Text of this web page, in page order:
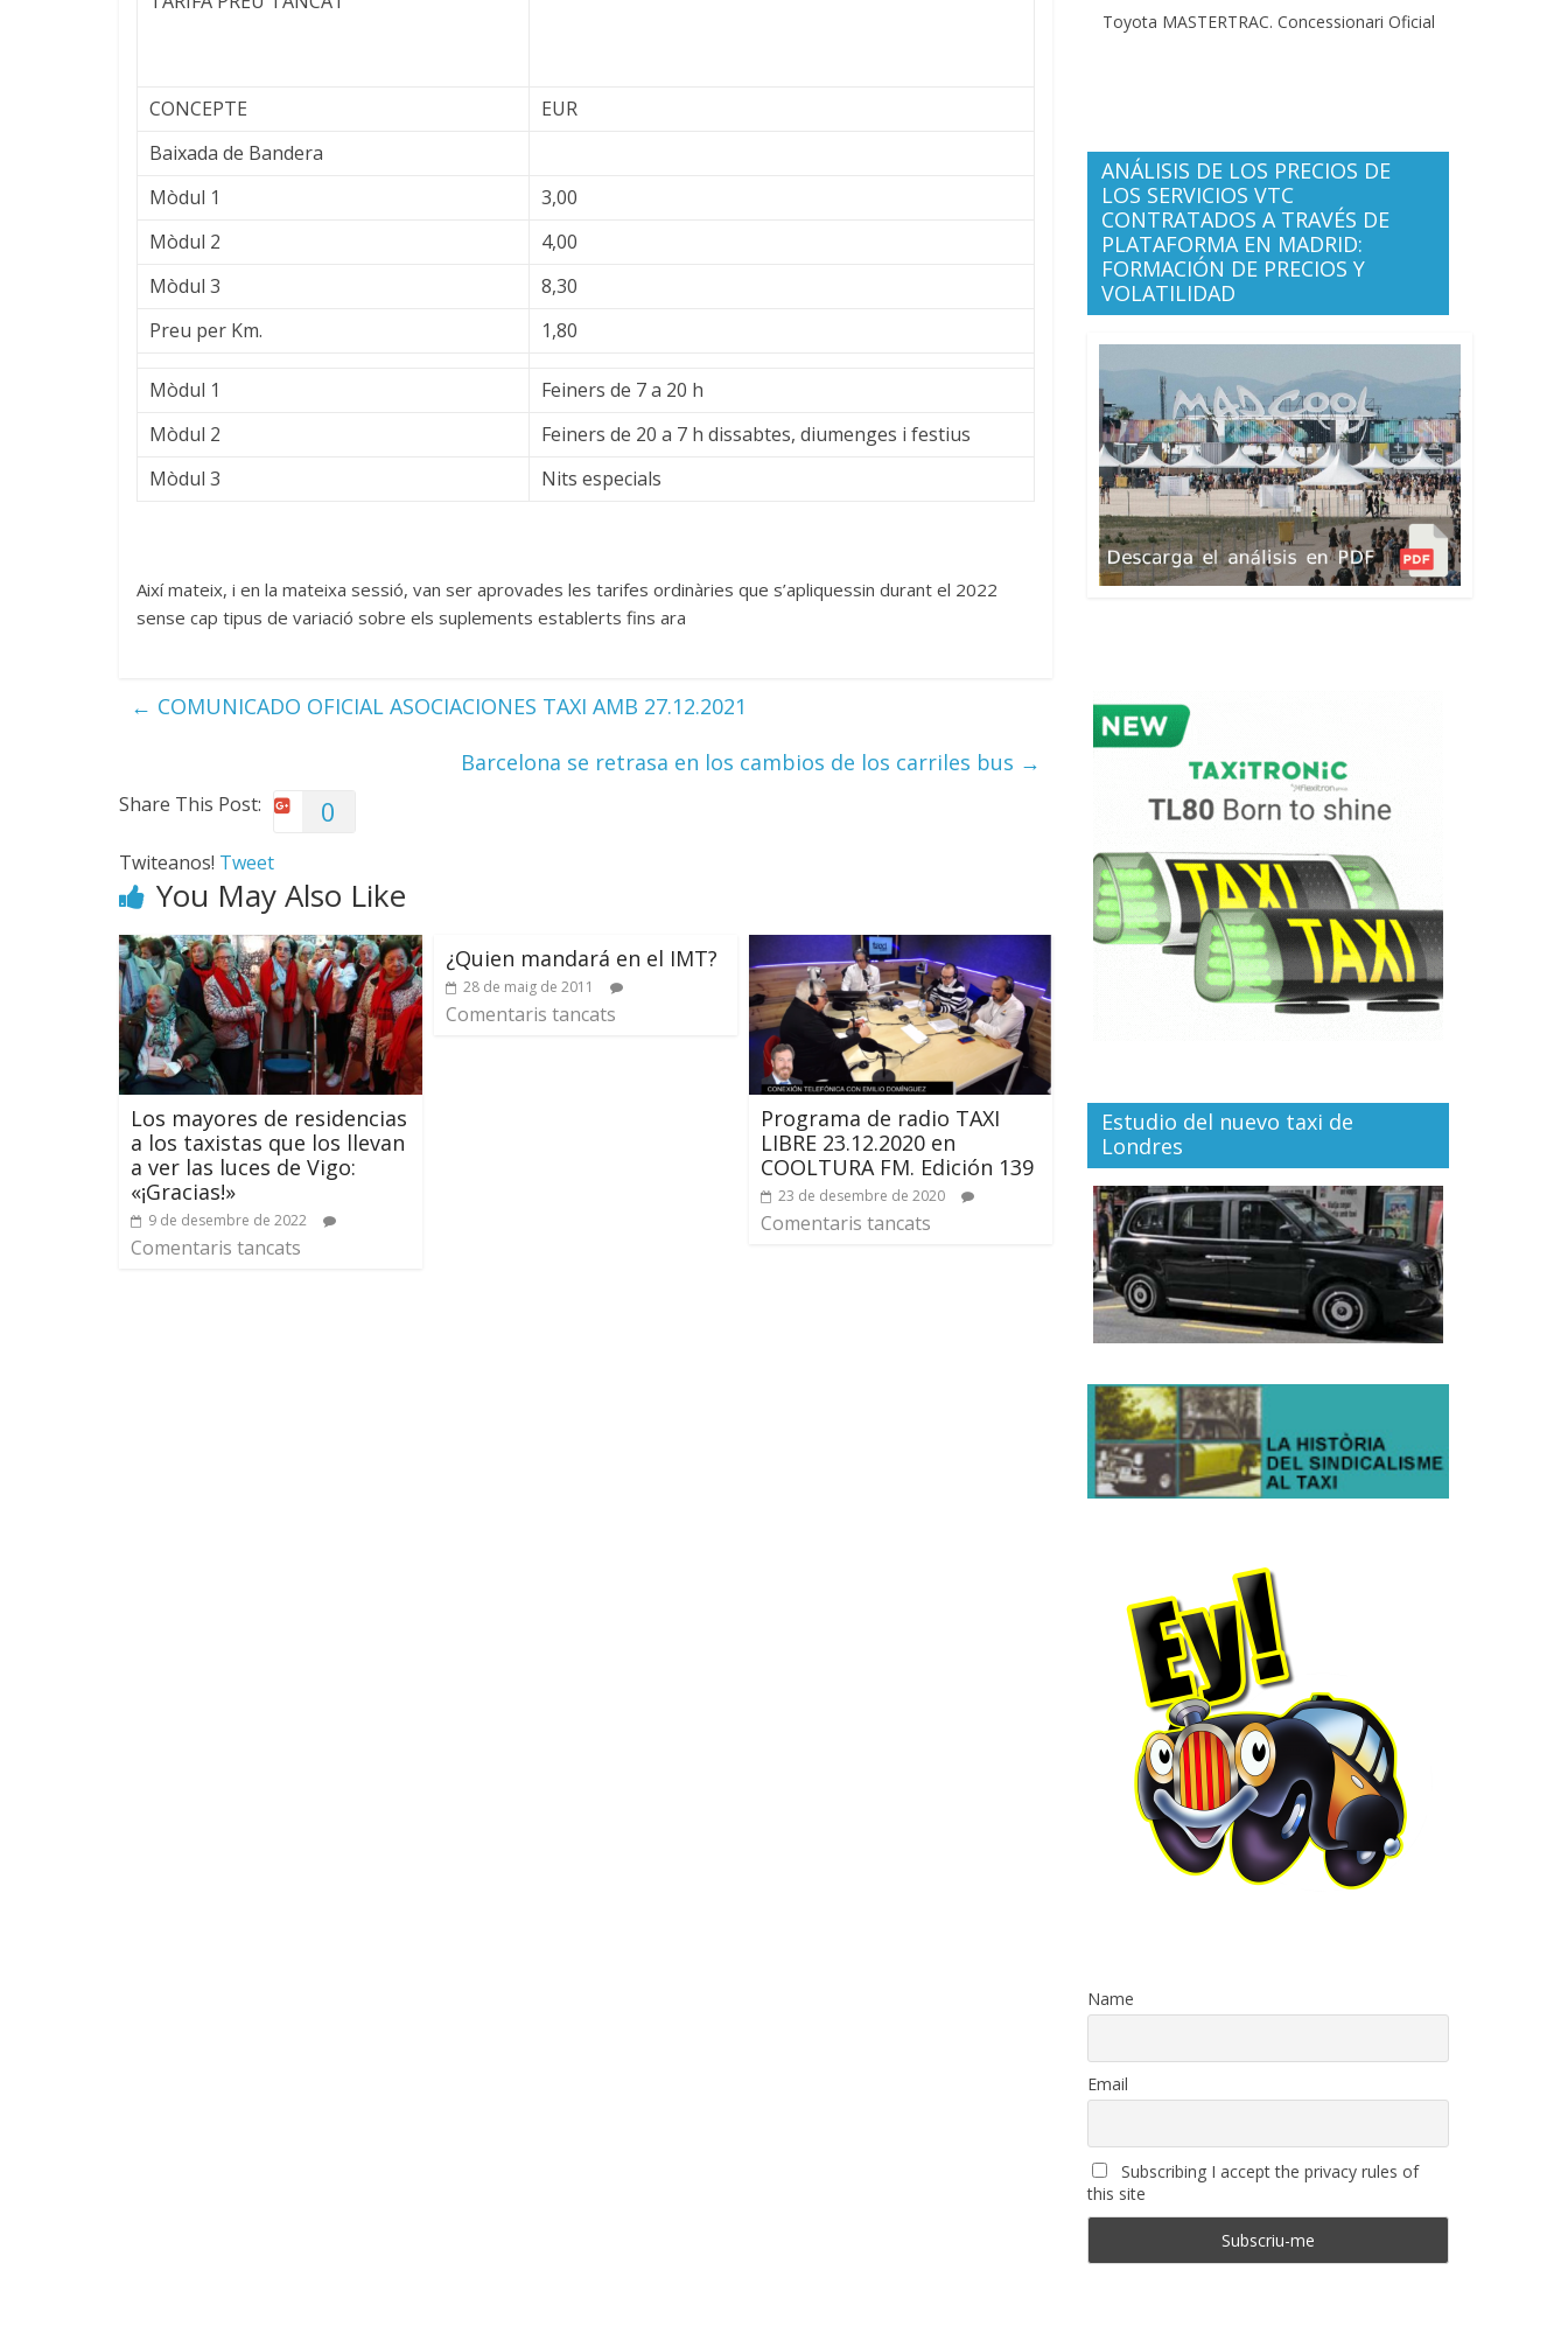
CONCEPTE
EUR
Baixada de Bandera
Mòdul 1
3,00
Mòdul 2
4,00
Mòdul 3
8,30
Preu per Km.
1,80
Mòdul 1
Feiners de 7 a 20 h
Mòdul 2
Feiners de 20 a 7 h dissabtes, diumenges i festius
Mòdul 3
Nits especials
Així mateix, i en la mateixa sessió, van ser aprovades les tarifes ordinàries que s’apliquessin durant el 2022
sense cap tipus de variació sobre els suplements establerts fins ara
← COMUNICADO OFICIAL ASOCIACIONES TAXI AMB 27.12.2021
Barcelona se retrasa en los cambios de los carriles bus →
Share This Post: 0
Twiteanos! Tweet
You May Also Like
Los mayores de residencias
a los taxistas que los llevan
a ver las luces de Vigo:
«¡Gracias!»
9 de desembre de 2022
Comentaris tancats
¿Quien mandará en el IMT?
28 de maig de 2011
Comentaris tancats
Programa de radio TAXI
LIBRE 23.12.2020 en
COOLTURA FM. Edición 139
23 de desembre de 2020
Comentaris tancats
Toyota MASTERTRAC. Concessionari Oficial
ANÁLISIS DE LOS PRECIOS DE
LOS SERVICIOS VTC
CONTRATADOS A TRAVÉS DE
PLATAFORMA EN MADRID:
FORMACIÓN DE PRECIOS Y
VOLATILIDAD
Estudio del nuevo taxi de
Londres
Name
Email
Subscribing I accept the privacy rules of
this site